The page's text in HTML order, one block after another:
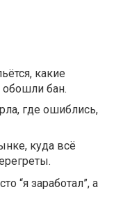
какие
бан.
где ошиблись,
куда всё
“я заработал”, а